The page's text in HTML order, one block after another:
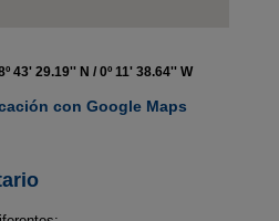
43' 29.19'' N / 0º 11' 38.64'' W
con Google Maps